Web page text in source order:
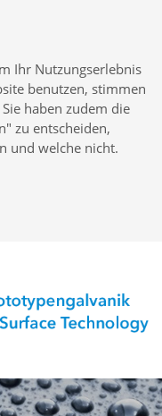
Ihr Nutzungserlebnis
benutzen, stimmen
haben zudem die
zu entscheiden,
und welche nicht.